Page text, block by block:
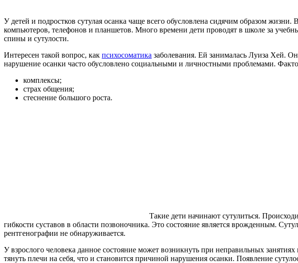
У детей и подростков сутулая осанка чаще всего обусловлена сидячим образом жизни.
компьютеров, телефонов и планшетов. Много времени дети проводят в школе за
спины и сутулости.
Интересен такой вопрос, как психосоматика заболевания. Ей занималась Луиза Хей.
нарушение осанки часто обусловлено социальными и личностными проблемами.
комплексы;
страх общения;
стеснение большого роста.
Такие дети начинают сутулиться.
гибкости суставов в области позвоночника. Это состояние является врожденным.
рентгенографии не обнаруживается.
У взрослого человека данное состояние может возникнуть при неправильных
тянуть плечи на себя, что и становится причиной нарушения осанки. Появление